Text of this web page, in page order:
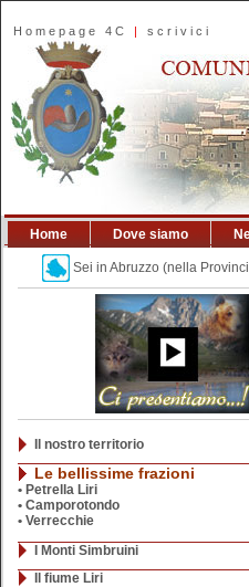
Homepage 4C | scrivici
Home Dove siamo
Sei in Abruzzo (nella
Il nostro territorio
Le bellissime frazioni
• Petrella Liri
• Camporotondo
• Verrecchie
I Monti Simbruini
Il fiume Liri